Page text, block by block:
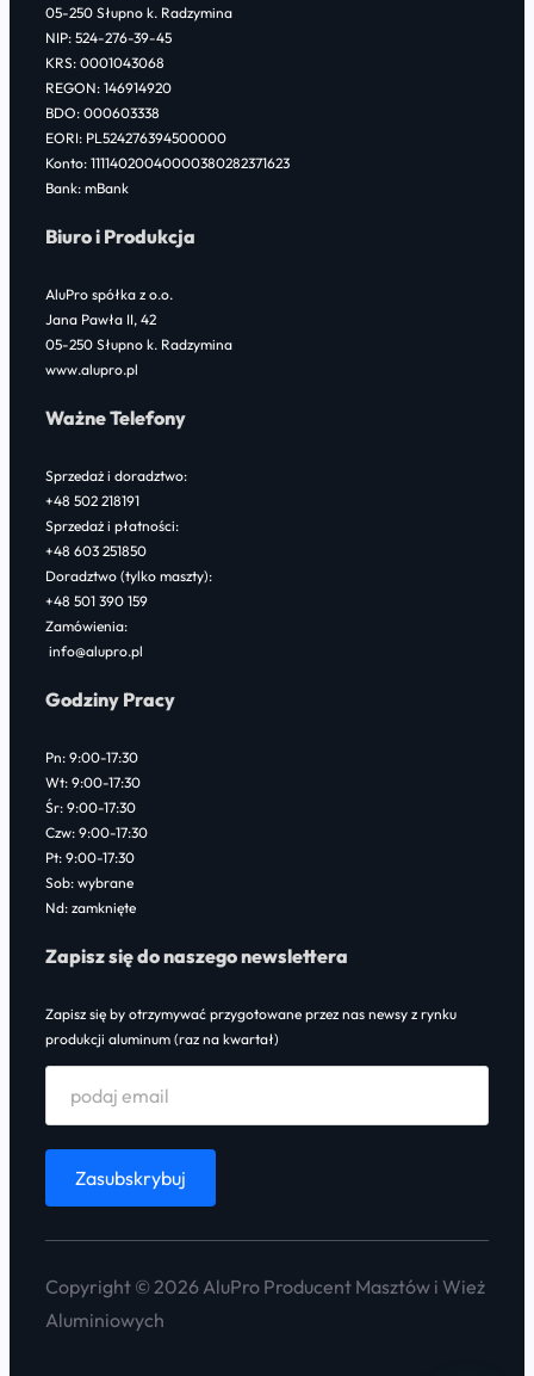
o
o
k
e
r
d
I
n
05-250 Słupno k. Radzymina
NIP: 524-276-39-45
KRS: 0001043068
REGON: 146914920
BDO: 000603338
EORI: PL524276394500000
Konto: 11114020040000380282371623
Bank: mBank
Biuro i Produkcja
AluPro spółka z o.o.
Jana Pawła II, 42
05-250 Słupno k. Radzymina
www.alupro.pl
Ważne Telefony
Sprzedaż i doradztwo:
+48 502 218191
Sprzedaż i płatności:
+48 603 251850
Doradztwo (tylko maszty):
+48 501 390 159
Zamówienia:
info@alupro.pl
Godziny Pracy
Pn: 9:00-17:30
Wt: 9:00-17:30
Śr: 9:00-17:30
Czw: 9:00-17:30
Pt: 9:00-17:30
Sob: wybrane
Nd: zamknięte
Zapisz się do naszego newslettera
Zapisz się by otrzymywać przygotowane przez nas newsy z rynku
produkcji aluminum (raz na kwartał)
Copyright © 2026 AluPro Producent Masztów i Wież
Aluminiowych